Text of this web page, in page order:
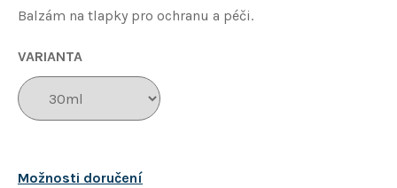
5
hvězdiček.
Balzám na tlapky pro ochranu a péči.
VARIANTA
Možnosti doručení
m